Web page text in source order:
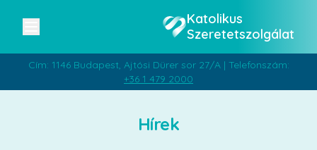
Katolikus
Szeretetszolgálat
Cím: 1146 Budapest, Ajtósi Dürer sor 27/A | Telefonszám:
+36 1 479 2000
Hírek